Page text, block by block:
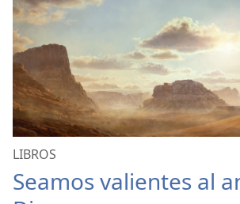
LIBROS
Seamos valientes al